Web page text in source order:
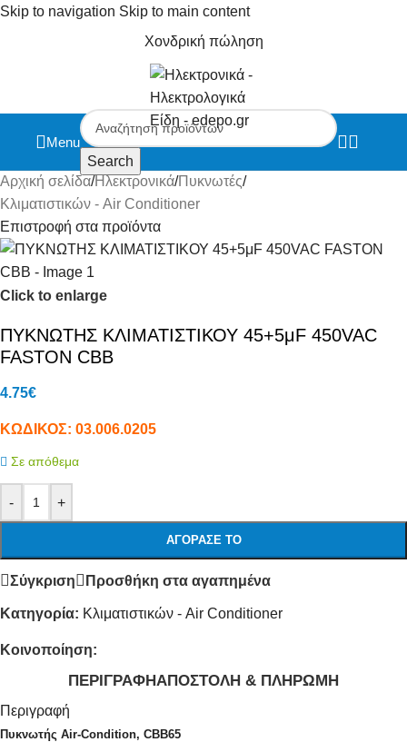
Skip to navigation Skip to main content
Χονδρική πώληση
Menu
Search
Αρχική σελίδα/Ηλεκτρονικά/Πυκνωτές/
Κλιματιστικών - Air Conditioner
Επιστροφή στα προϊόντα
Click to enlarge
ΠΥΚΝΩΤΗΣ ΚΛΙΜΑΤΙΣΤΙΚΟΥ 45+5μF 450VAC
FASTON CBB
4.75€
ΚΩΔΙΚΟΣ: 03.006.0205
Σε απόθεμα
- +
ΑΓΌΡΑΣΕ ΤΟ
Σύγκριση Προσθήκη στα αγαπημένα
Κατηγορία: Κλιματιστικών - Air Conditioner
Κοινοποίηση:
ΠΕΡΙΓΡΑΦΉΑΠΟΣΤΟΛΉ & ΠΛΗΡΩΜΉ
Περιγραφή
Πυκνωτής Air-Condition, CBB65